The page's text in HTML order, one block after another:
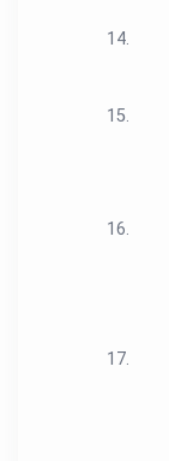
14.
15.
16.
17.